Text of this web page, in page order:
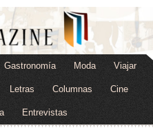
Gastronomía Moda Viajar
Letras Columnas Cine
Entrevistas